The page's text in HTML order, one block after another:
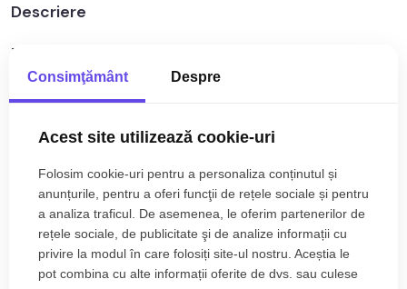
Descriere
Teren intravilan de vanzare cu o suprafata de 4954 mp si o
deschidere de 43 m, situat in zona Piata Cluj din orasul Sibiu.
Terenul are 1 front stradal de 43 m si o adancime de 116 m,
zona de interes a orasului, fiind pretabil pentru locuinte
S+D+P+2+ER. POT - 25% CUT - 0,9 mp/ADC mp teren.
Terenul necesit PUZ.
Prețul este de 900.000€. Specificați telefonic codul de
oferta / id: P19353
Consimţământ Despre
Acest site utilizează cookie-uri
Folosim cookie-uri pentru a personaliza conținutul și
anunțurile, pentru a oferi funcţii de rețele sociale și pentru
a analiza traficul. De asemenea, le oferim partenerilor de
rețele sociale, de publicitate şi de analize informații cu
privire la modul în care folosiți site-ul nostru. Aceștia le
pot combina cu alte informații oferite de dvs. sau culese